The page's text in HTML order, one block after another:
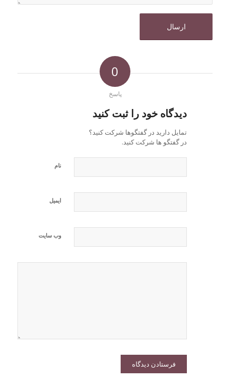
0
پاسخ
دیدگاه خود را ثبت کنید
تمایل دارید در گفتگوها شرکت کنید؟
در گفتگو ها شرکت کنید.
نام
ایمیل
وب‌ سایت